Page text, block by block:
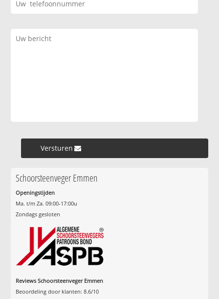
Versturen »
Schoorsteenveger Emmen
Openingstijden
Ma. t/m Za. 09:00-17:00u
Zondags gesloten
Reviews Schoorsteenveger Emmen
Beoordeling door klanten:8.6/10